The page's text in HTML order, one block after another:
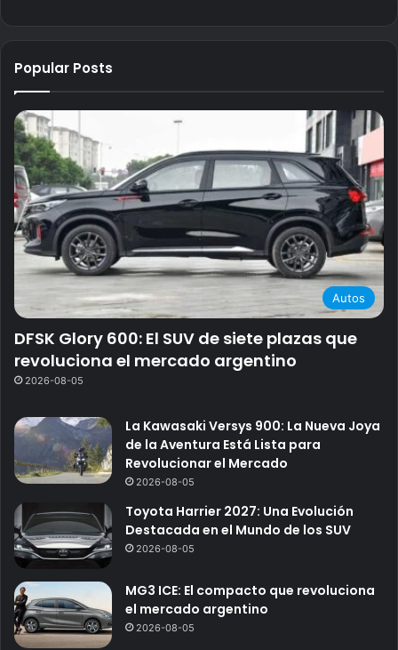
Popular Posts
Autos
DFSK Glory 600: El SUV de siete plazas que
revoluciona el mercado argentino
2026-08-05
La Kawasaki Versys 900: La Nueva Joya
de la Aventura Está Lista para
Revolucionar el Mercado
2026-08-05
Toyota Harrier 2027: Una Evolución
Destacada en el Mundo de los SUV
2026-08-05
MG3 ICE: El compacto que revoluciona
el mercado argentino
2026-08-05